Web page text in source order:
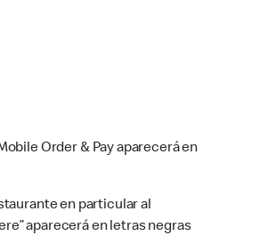
Order & Pay aparecerá en
en particular al
aparecerá en letras negras